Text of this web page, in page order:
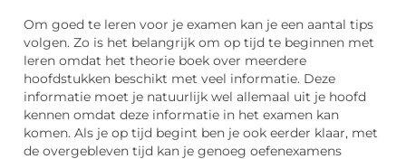
Om goed te leren voor je examen kan je een aantal tips
volgen. Zo is het belangrijk om op tijd te beginnen met
leren omdat het theorie boek over meerdere
hoofdstukken beschikt met veel informatie. Deze
informatie moet je natuurlijk wel allemaal uit je hoofd
kennen omdat deze informatie in het examen kan
komen. Als je op tijd begint ben je ook eerder klaar, met
de overgebleven tijd kan je genoeg oefenexamens